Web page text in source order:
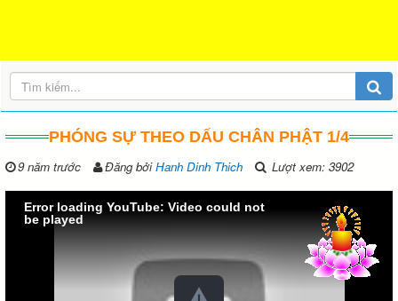
PHÓNG SỰ THEO DẤU CHÂN PHẬT 1/4
9 năm trước Đăng bởiHanh Dinh Thich Lượt xem: 3902
Error loading YouTube: Video could not
be played